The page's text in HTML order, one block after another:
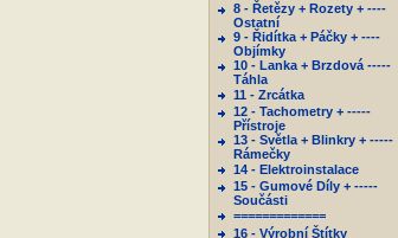
8 - Řetězy + Rozety + ----
Ostatní
9 - Řidítka + Páčky + ----
Objímky
10 - Lanka + Brzdová -----
Táhla
11 - Zrcátka
12 - Tachometry + -----
Přístroje
13 - Světla + Blinkry + -----
Rámečky
14 - Elektroinstalace
15 - Gumové Díly + -----
Součásti
=============
16 - Výrobní Štítky